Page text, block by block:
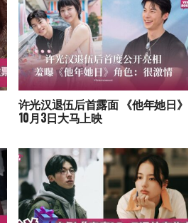
许光汉退伍后首露面 《他年她日》
10月3日大马上映